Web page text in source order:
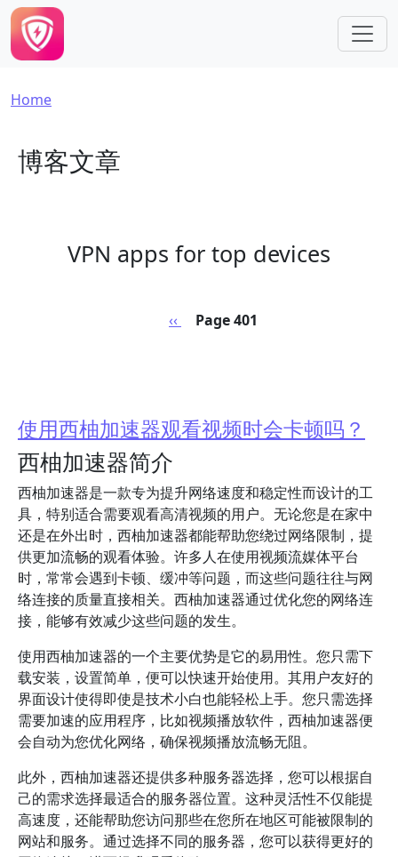
Skip to main content
Breadcrumb
Home
博客文章
VPN apps for top devices
Previous page
‹‹ Page 401
使用西柚加速器观看视频时会卡顿吗？
西柚加速器简介
西柚加速器是一款专为提升网络速度和稳定性而设计的工
具，特别适合需要观看高清视频的用户。无论您是在家中
还是在外出时，西柚加速器都能帮助您绕过网络限制，提
供更加流畅的观看体验。许多人在使用视频流媒体平台
时，常常会遇到卡顿、缓冲等问题，而这些问题往往与网
络连接的质量直接相关。西柚加速器通过优化您的网络连
接，能够有效减少这些问题的发生。
使用西柚加速器的一个主要优势是它的易用性。您只需下
载安装，设置简单，便可以快速开始使用。其用户友好的
界面设计使得即使是技术小白也能轻松上手。您只需选择
需要加速的应用程序，比如视频播放软件，西柚加速器便
会自动为您优化网络，确保视频播放流畅无阻。
此外，西柚加速器还提供多种服务器选择，您可以根据自
己的需求选择最适合的服务器位置。这种灵活性不仅能提
高速度，还能帮助您访问那些在您所在地区可能被限制的
网站和服务。通过选择不同的服务器，您可以获得更好的